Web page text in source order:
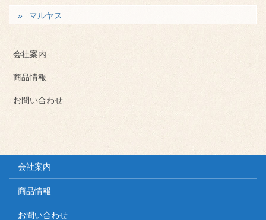
マルヤス
会社案内
商品情報
お問い合わせ
会社案内
商品情報
お問い合わせ